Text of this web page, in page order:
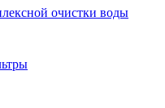
очистки воды